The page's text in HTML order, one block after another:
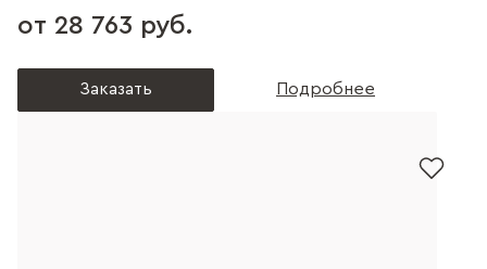
от 28 763 руб.
Заказать Подробнее